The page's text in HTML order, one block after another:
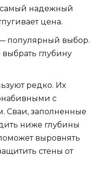
надежный
цена.
популярный выбор.
глубину
редко. Их
с
Сваи, заполненные
ниже глубины
выровнять
стены от